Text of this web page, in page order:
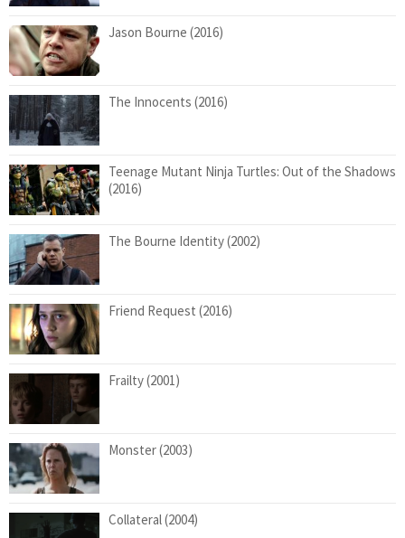
Jason Bourne (2016)
The Innocents (2016)
Teenage Mutant Ninja Turtles: Out of the Shadows
(2016)
The Bourne Identity (2002)
Friend Request (2016)
Frailty (2001)
Monster (2003)
Collateral (2004)